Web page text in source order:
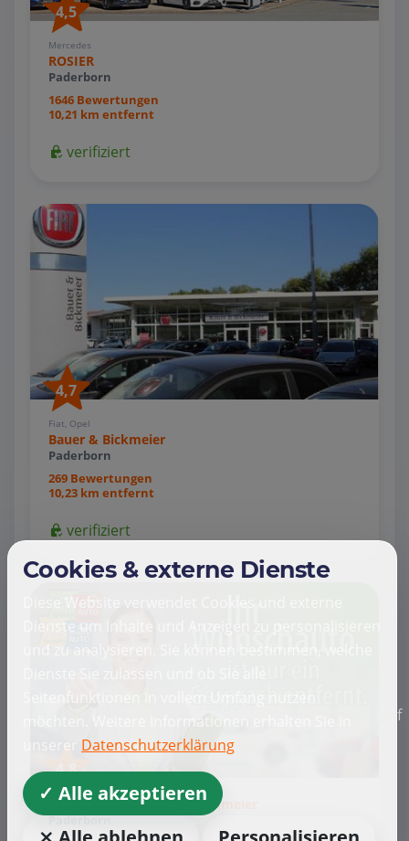
4,5
Mercedes
ROSIER
Paderborn
1646 Bewertungen
10,21 km entfernt
verifiziert
4,7
Fiat, Opel
Bauer & Bickmeier
Paderborn
269 Bewertungen
10,23 km entfernt
verifiziert
4,8
Wunschauto Spezialist Liedmeier
Paderborn
Cookies & externe Dienste
Diese Website verwendet Cookies und externe
Dienste um Inhalte und Anzeigen zu personalisieren
und zu analysieren. Sie können bestimmen, welche
möchten. Weitere Informationen erhalten Sie in
unserer Datenschutzerklärung
✓ Alle akzeptieren
f